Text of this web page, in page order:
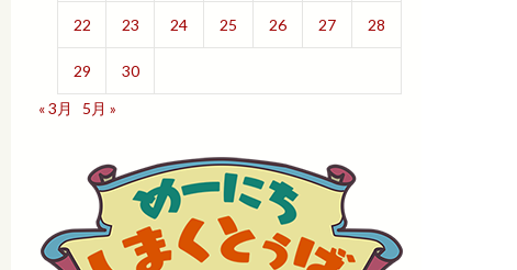
22 23 24 25 26 27 28
29
30
« 3月
5月 »